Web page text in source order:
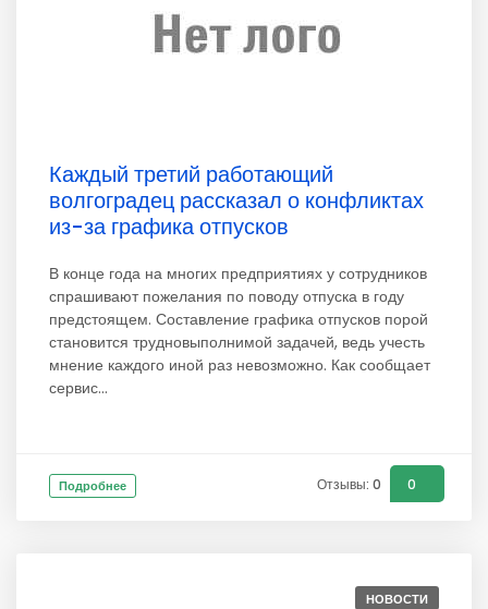
Каждый третий работающий
волгоградец рассказал о конфликтах
из-за графика отпусков
В конце года на многих предприятиях у сотрудников
спрашивают пожелания по поводу отпуска в году
предстоящем. Составление графика отпусков порой
становится трудновыполнимой задачей, ведь учесть
мнение каждого иной раз невозможно. Как сообщает
сервис...
Подробнее Отзывы: 0 0
НОВОСТИ